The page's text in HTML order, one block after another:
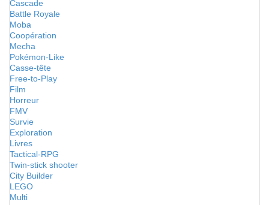
Cascade
Battle Royale
Moba
Coopération
Mecha
Pokémon-Like
Casse-tête
Free-to-Play
Film
Horreur
FMV
Survie
Exploration
Livres
Tactical-RPG
Twin-stick shooter
City Builder
LEGO
Multi